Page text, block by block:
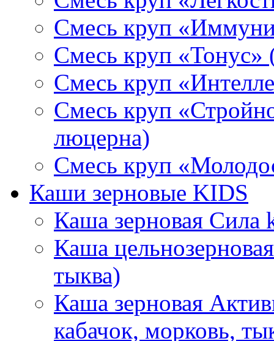
Смесь круп
Смесь круп «Тонус»
Смесь круп
Смесь круп
люцерна)
Смесь круп
Каши зерновые KIDS
Каша зерновая Сила
Каша
тыква)
Каша зерновая
кабачок, морковь,